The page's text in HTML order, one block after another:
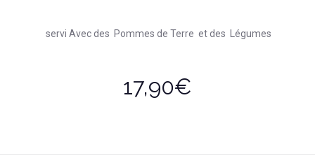
servi Avec des Pommes de Terre et des Légumes
17,90€